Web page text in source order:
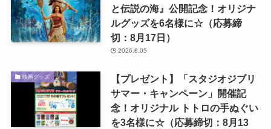
と伝説の海』公開記念！オリジナ
ルグッズを6名様に☆（応募締
切：8月17日）
2026.8.05
映画グッズ
【プレゼント】「スタジオジブリ
サマー・キャンペーン」開催記
念！オリジナル トトロの手ぬぐい
を3名様に☆（応募締切：8月13